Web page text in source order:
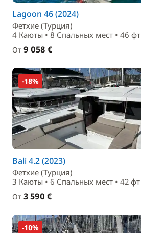
Lagoon 46 (2024)
Фетхие (Турция)
4 Каюты • 8 Спальныx мест • 46 фт
От 9 058 €
-18%
Bali 4.2 (2023)
Фетхие (Турция)
3 Каюты • 6 Спальныx мест • 42 фт
От 3 590 €
-10%